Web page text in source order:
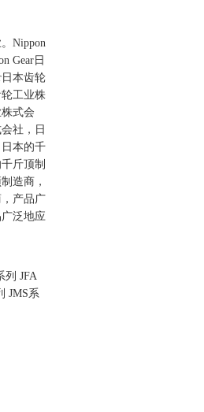
Nippon
Gear日
日本齿轮
轮工业株
式会
社，日
本的千
斤顶制
造商，
产品广
泛地应
列 JFA
JMS系